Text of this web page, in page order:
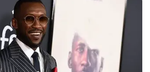
Date Her In The 80s & This Is Her